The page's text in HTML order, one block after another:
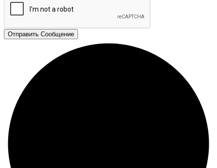
Отправить Сообщение